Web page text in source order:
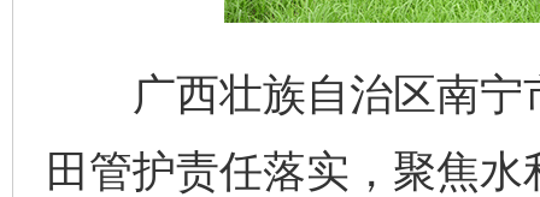
广西壮族自治区南宁
田管护责任落实，聚焦